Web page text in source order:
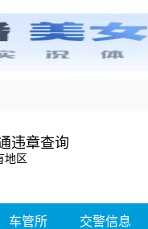
违章查询
地区
车管所 交警信息